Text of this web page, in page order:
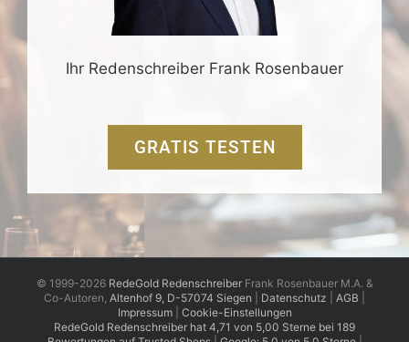
Ihr Redenschreiber Frank Rosenbauer
GRATIS TESTEN
© 1999-2026 RedeGold RedenschreiberFrank Rosenbauer M.A. &
Co-Autoren, Altenhof 9, D-57074 Siegen Datenschutz AGB
Impressum| Cookie-Einstellungen
RedeGold Redenschreiber hat 4,71 von 5,00 Sterne bei 189